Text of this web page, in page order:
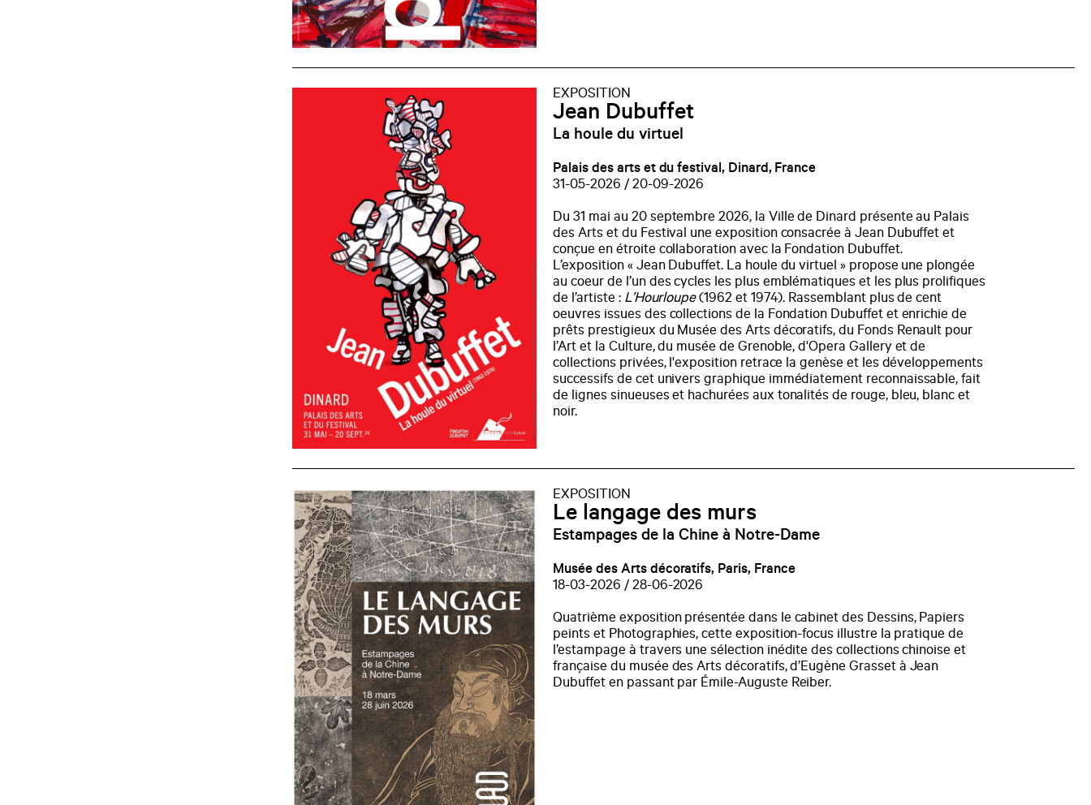
EXPOSITION
Jean Dubuffet
La houle du virtuel
Palais des arts et du festival, Dinard, France
31-05-2026 / 20-09-2026
Du 31 mai au 20 septembre 2026, la Ville de Dinard présente au Palais
des Arts et du Festival une exposition consacrée à Jean Dubuffet et
conçue en étroite collaboration avec la Fondation Dubuffet.
L’exposition « Jean Dubuffet. La houle du virtuel » propose une plongée
au coeur de l’un des cycles les plus emblématiques et les plus prolifiques
de l’artiste : L’Hourloupe(1962 et 1974). Rassemblant plus de cent
oeuvres issues des collections de la Fondation Dubuffet et enrichie de
prêts prestigieux du Musée des Arts décoratifs, du Fonds Renault pour
l’Art et la Culture, du musée de Grenoble, d'Opera Gallery et de
collections privées, l'exposition retrace la genèse et les développements
successifs de cet univers graphique immédiatement reconnaissable, fait
de lignes sinueuses et hachurées aux tonalités de rouge, bleu, blanc et
noir.
EXPOSITION
Le langage des murs
Estampages de la Chine à Notre-Dame
Musée des Arts décoratifs, Paris, France
18-03-2026 / 28-06-2026
Quatrième exposition présentée dans le cabinet des Dessins, Papiers
peints et Photographies, cette exposition-focus illustre la pratique de
l’estampage à travers une sélection inédite des collections chinoise et
française du musée des Arts décoratifs, d’Eugène Grasset à Jean
Dubuffet en passant par Émile-Auguste Reiber.